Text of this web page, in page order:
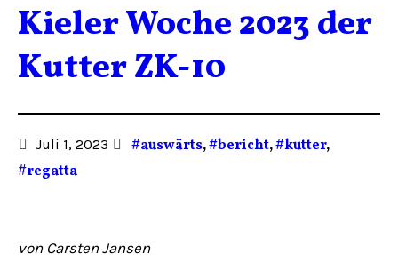
Kieler Woche 2023 der
Kutter ZK-10
Juli 1, 2023 #auswärts,#bericht,#kutter,
#regatta
von Carsten Jansen